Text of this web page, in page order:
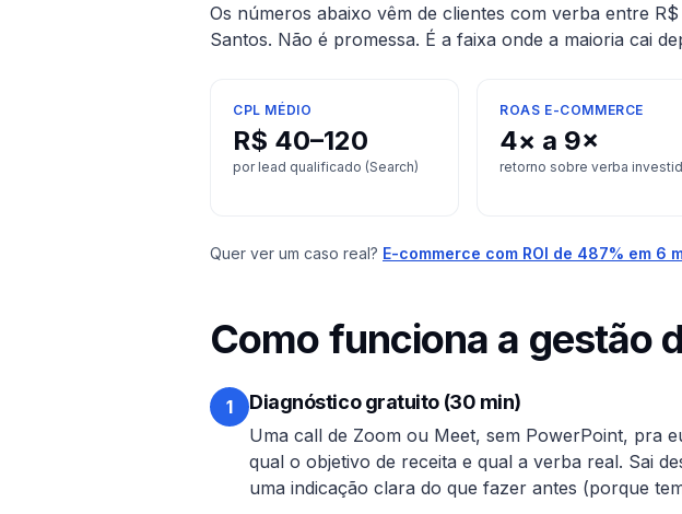
Os números abaixo vêm de clientes com verba entre
Santos. Não é promessa. É a faixa onde a maioria cai
CPL MÉDIO
R$ 40–120
por lead qualificado (Search)
ROAS E-COMMERCE
4× a 9×
retorno sobre verba
Quer ver um caso real? E-commerce com ROI de 487% em 6
Como funciona a gestão
1 Diagnóstico gratuito (30 min)
Uma call de Zoom ou Meet, sem PowerPoint, pra
qual o objetivo de receita e qual a verba real. Sai
uma indicação clara do que fazer antes (porque